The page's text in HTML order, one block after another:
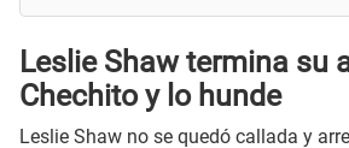
Leslie Shaw termina su
Chechito y lo hunde
Leslie Shaw no se quedó callada y